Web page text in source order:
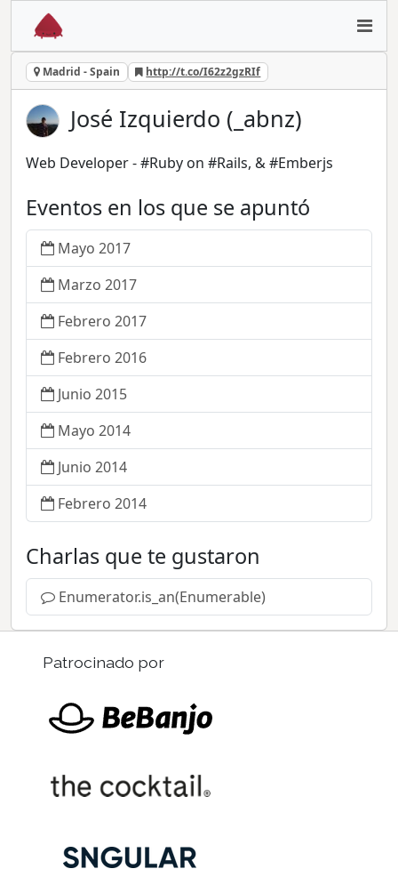
Madrid - Spain http://t.co/I62z2gzRIf
José Izquierdo (_abnz)
Web Developer - #Ruby on #Rails, & #Emberjs
Eventos en los que se apuntó
Mayo 2017
Marzo 2017
Febrero 2017
Febrero 2016
Junio 2015
Mayo 2014
Junio 2014
Febrero 2014
Charlas que te gustaron
Enumerator.is_an(Enumerable)
Patrocinado por